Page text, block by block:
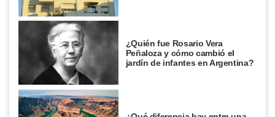
¿Quién fue Rosario Vera
Peñaloza y cómo cambió el
jardín de infantes en Argentina?